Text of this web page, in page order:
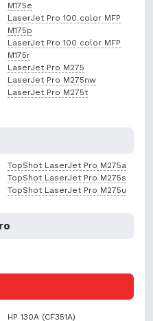
M175e
LaserJet Pro 100 color MFP
M175p
LaserJet Pro 100 color MFP
M175r
LaserJet Pro M275
LaserJet Pro M275nw
LaserJet Pro M275t
TopShot LaserJet Pro M275a
TopShot LaserJet Pro M275s
TopShot LaserJet Pro M275u
HP 130A (CF351A)